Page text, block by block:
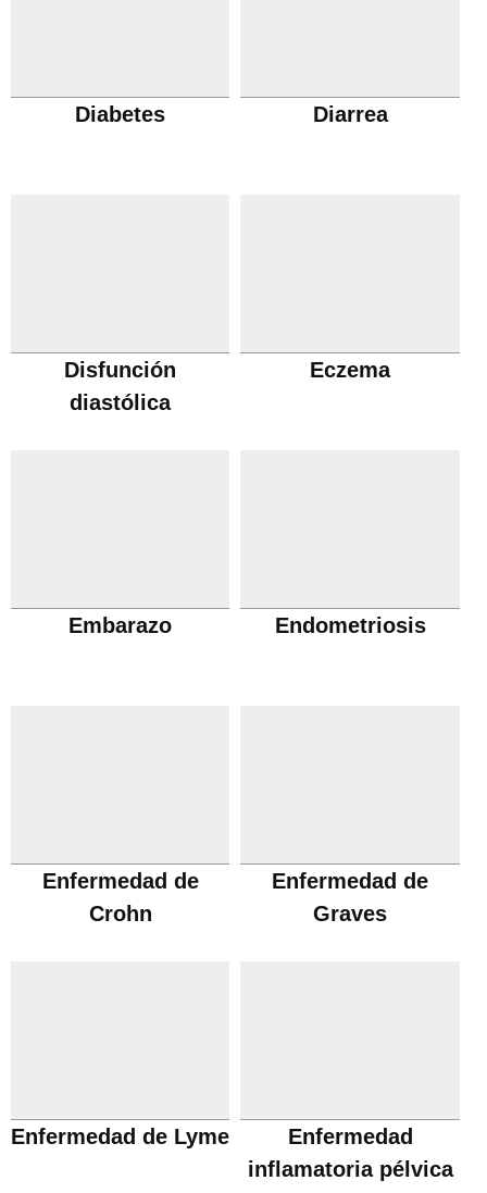
Diabetes Diarrea
Disfunción
diastólica
Eczema
Embarazo Endometriosis
Enfermedad de
Crohn
Enfermedad de
Graves
Enfermedad de Lyme
Enfermedad
inflamatoria pélvica